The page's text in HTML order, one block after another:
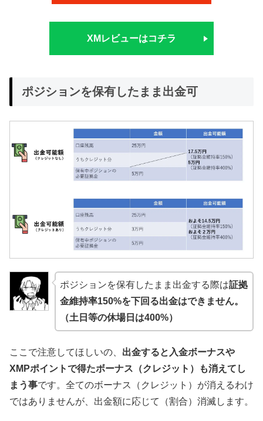
XMレビューはコチラ
ポジションを保有したまま出金可
ポジションを保有したまま出金する際は証拠
金維持率150%を下回る出金はできません。
（土日等の休場日は400%）
ここで注意してほしいの、 出金すると入金ボーナスや
XMPポイントで得たボーナス（クレジット）も消えてし
まう事です。全てのボーナス（クレジット）が消えるわけ
ではありませんが、出金額に応じて（割合）消滅します。